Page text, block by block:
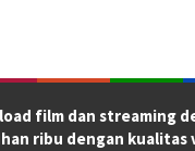
film dan streaming
ribu dengan kualitas